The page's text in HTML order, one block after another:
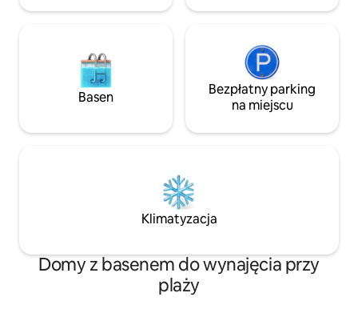
kabiną prysznicową i malowniczym
odpoczynek – przyjedź i naładuj baterie!
potoku dostępny
Basen
Bezpłatny parking
na miejscu
Klimatyzacja
Domy z basenem do wynajęcia przy
plaży